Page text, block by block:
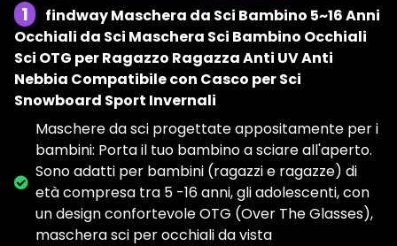
1
findway Maschera da Sci Bambino 5~16 Anni
Occhiali da Sci Maschera Sci Bambino Occhiali
Sci OTG per Ragazzo Ragazza Anti UV Anti
Nebbia Compatibile con Casco per Sci
Snowboard Sport Invernali
Maschere da sci progettate appositamente per i
bambini: Porta il tuo bambino a sciare all'aperto.
Sono adatti per bambini (ragazzi e ragazze) di
età compresa tra 5 -16 anni, gli adolescenti, con
un design confortevole OTG (Over The Glasses),
maschera sci per occhiali da vista